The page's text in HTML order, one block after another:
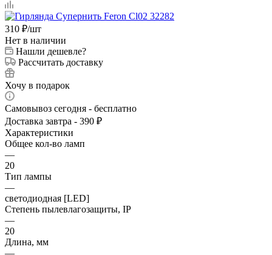
310 ₽/шт
Нет в наличии
Нашли дешевле?
Рассчитать доставку
Хочу в подарок
Самовывоз сегодня - бесплатно
Доставка завтра - 390 ₽
Характеристики
Общее кол-во ламп
—
20
Тип лампы
—
светодиодная [LED]
Степень пылевлагозащиты, IP
—
20
Длина, мм
—